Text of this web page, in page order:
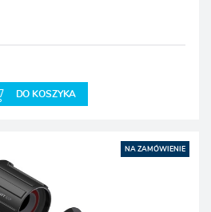
DO KOSZYKA
NA ZAMÓWIENIE